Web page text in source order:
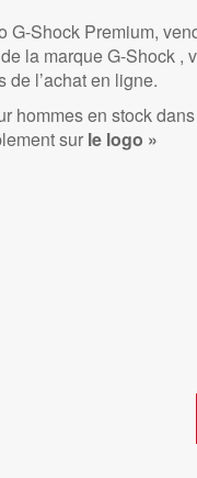
Shock Premium,
la marque G-Shock
de l’achat en ligne.
hommes en stock
sur le logo »